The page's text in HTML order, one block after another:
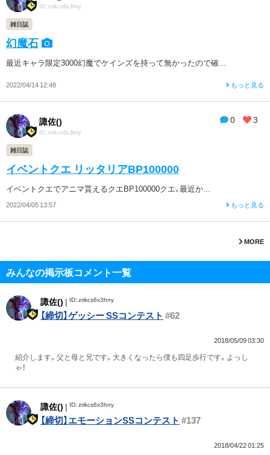
ID: zrikcs6x3hny
雑日誌
幻魔石
最近キャラ限定3000幻魔でケインズを持って無かったので確...
2022/04/14 12:48 もっと見る
0 3
諏佐()
ID: zrikcs6x3hny
雑日誌
イベントクエ リッタリアBP100000
イベントクエでアニマ貰えるクエBP100000クエ、最近か...
2022/04/05 13:57 もっと見る
MORE
みんなの掲示板コメント一覧
諏佐() | ID: zrikcs6x3hny
【締切】ゲッシー SSコンテスト #62
2018/05/09 03:30
紹介します。父と母と兄です。大きくなったら僕も四足歩行です。よっし
ゃ！
諏佐() | ID: zrikcs6x3hny
【締切】エモーションSSコンテスト #137
2018/04/22 01:25